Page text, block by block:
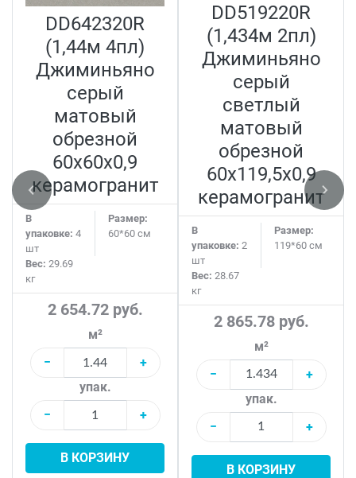
DD642320R
(1,44м 4пл)
Джиминьяно
серый
матовый
обрезной
60х60x0,9
керамогранит
В
упаковке: 4
шт
Размер:
60*60 см
Вес: 29.69
кг
2 654.72 руб.
м²
−
+
упак.
−
+
В КОРЗИНУ
DD519220R
(1,434м 2пл)
Джиминьяно
серый
светлый
матовый
обрезной
60х119,5x0,9
керамогранит
В
упаковке: 2
шт
Размер:
119*60 см
Вес: 28.67
кг
2 865.78 руб.
м²
−
+
упак.
−
+
В КОРЗИНУ